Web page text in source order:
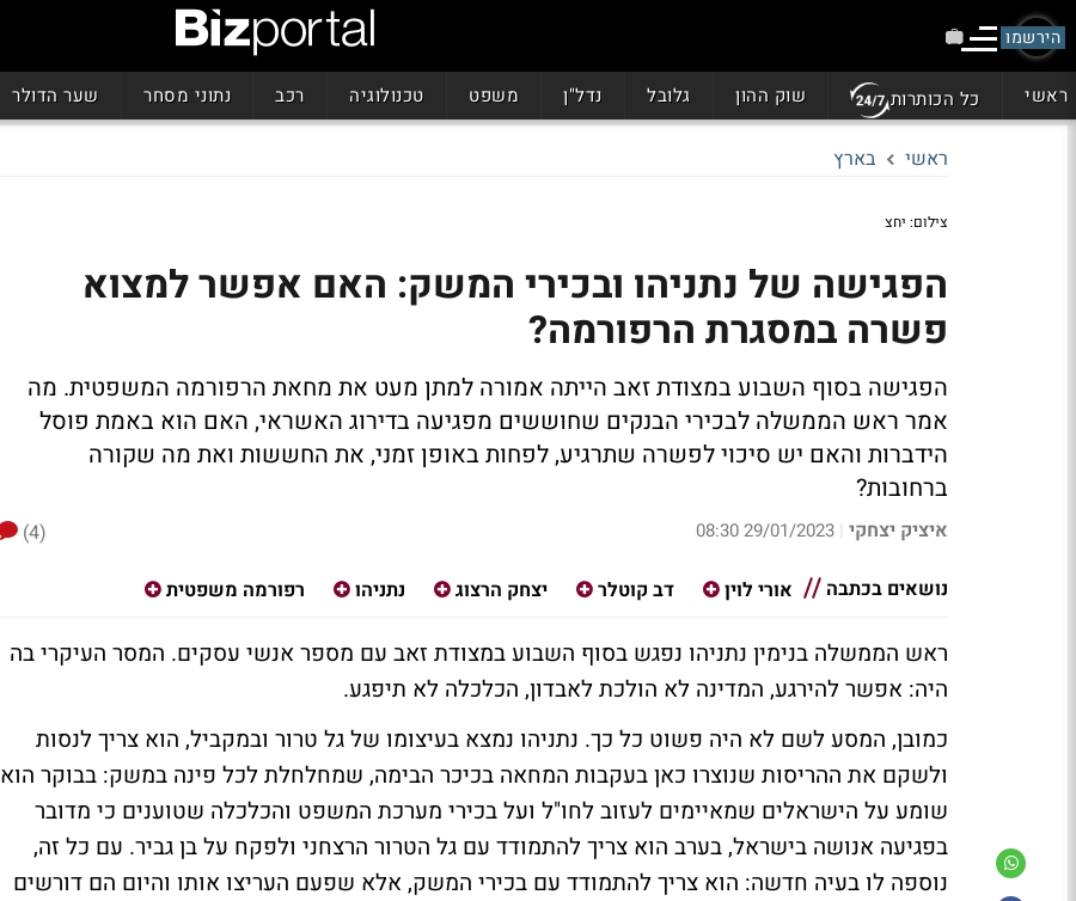
הירשמו
ראשי כל הכותרות שוק ההון גלובל נדל"ן משפט טכנולוגיה רכב נתוני מסחר שער הדולר
ראשי בארץ
צילום: יחצ
הפגישה של נתניהו ובכירי המשק: האם אפשר למצוא
פשרה במסגרת הרפורמה?
הפגישה בסוף השבוע במצודת זאב הייתה אמורה למתן מעט את מחאת הרפורמה המשפטית. מה
אמר ראש הממשלה לבכירי הבנקים שחוששים מפגיעה בדירוג האשראי, האם הוא באמת פוסל
הידברות והאם יש סיכוי לפשרה שתרגיע, לפחות באופן זמני, את החששות ואת מה שקורה
ברחובות?
איציק יצחקי |
29/01/2023 08:30
(4)
נושאים בכתבה
אורי לוין דב קוטלר יצחק הרצוג נתניהו רפורמה משפטית
ראש הממשלה בנימין נתניהו נפגש בסוף השבוע במצודת זאב עם מספר אנשי עסקים. המסר העיקרי בה
היה: אפשר להירגע, המדינה לא הולכת לאבדון, הכלכלה לא תיפגע.
כמובן, המסע לשם לא היה פשוט כל כך. נתניהו נמצא בעיצומו של גל טרור ובמקביל, הוא צריך לנסות
ולשקם את ההריסות שנוצרו כאן בעקבות המחאה בכיכר הבימה, שמחלחלת לכל פינה במשק: בבוקר הוא
שומע על הישראלים שמאיימים לעזוב לחו"ל ועל בכירי מערכת המשפט והכלכלה שטוענים כי מדובר
בפגיעה אנושה בישראל, בערב הוא צריך להתמודד עם גל הטרור הרצחני ולפקח על בן גביר. עם כל זה,
נוספה לו בעיה חדשה: הוא צריך להתמודד עם בכירי המשק, אלא שפעם העריצו אותו והיום הם דורשים